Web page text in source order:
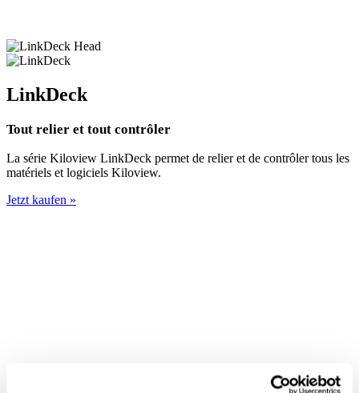
LinkDeck
Tout relier et tout contrôler
La série Kiloview LinkDeck permet de relier et de contrôler tous les
matériels et logiciels Kiloview.
Jetzt kaufen »